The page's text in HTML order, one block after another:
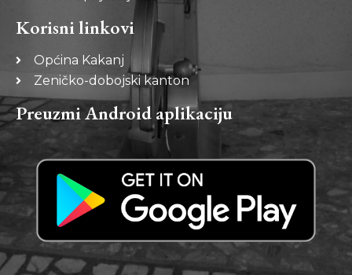
Korisni linkovi
Općina Kakanj
Zeničko-dobojski kanton
Preuzmi Android aplikaciju